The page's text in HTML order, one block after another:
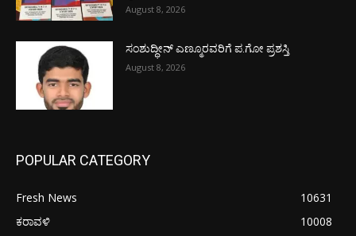
August 8, 2026
ಸಂಶುದ್ಧೀನ್ ಎಣ್ಮೂರವರಿಗೆ ಪ.ಗೋ ಪ್ರಶಸ್ತಿ
August 8, 2026
POPULAR CATEGORY
Fresh News
10631
ಕರಾವಳಿ
10008